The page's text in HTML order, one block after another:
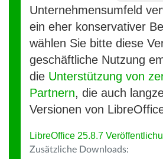
Unternehmensumfeld
ein eher konservativer
wählen Sie bitte diese
geschäftliche Nutzung
die Unterstützung von
Partnern, die auch
Versionen von
LibreOffice 25.8.7
Zusätzliche Downloads: